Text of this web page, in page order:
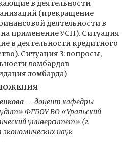
в деятельности
(прекращение
деятельности в
на применение УСН). Ситуация
в деятельности кредитного
Ситуация 3: вопросы,
ломбардов
ломбарда)
— доцент кафедры
ФГБОУ ВО «Уральский
университет» (г.
наук